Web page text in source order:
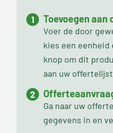
Toevoegen
Voer de door
kies een eenheid
knop om dit
aan uw
Ga naar uw
gegevens in en